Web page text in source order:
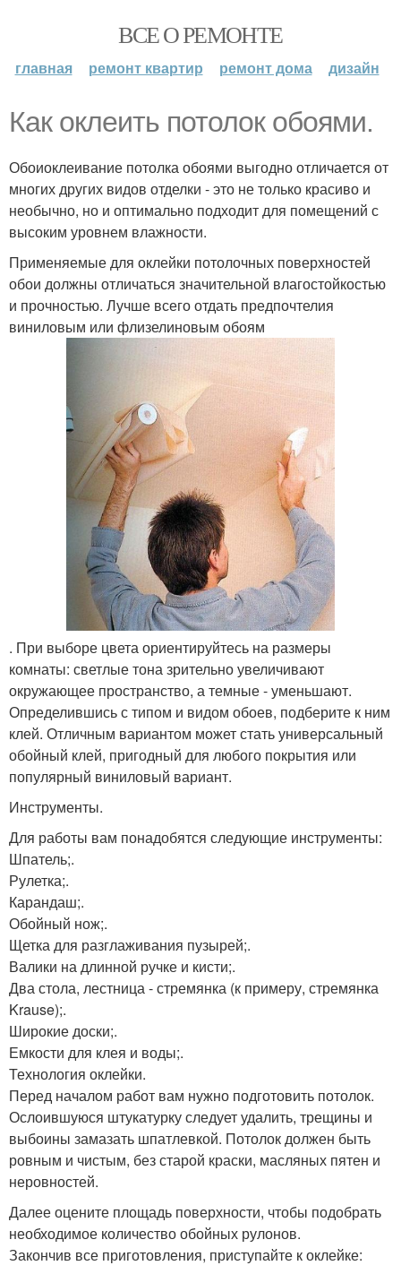
ВСЕ О РЕМОНТЕ
главная ремонт квартир ремонт дома дизайн
Как оклеить потолок обоями.
Обоиоклеивание потолка обоями выгодно отличается от
многих других видов отделки - это не только красиво и
необычно, но и оптимально подходит для помещений с
высоким уровнем влажности.
Применяемые для оклейки потолочных поверхностей
обои должны отличаться значительной влагостойкостью
и прочностью. Лучше всего отдать предпочтелия
виниловым или флизелиновым обоям
. При выборе цвета ориентируйтесь на размеры
комнаты: светлые тона зрительно увеличивают
окружающее пространство, а темные - уменьшают.
Определившись с типом и видом обоев, подберите к ним
клей. Отличным вариантом может стать универсальный
обойный клей, пригодный для любого покрытия или
популярный виниловый вариант.
Инструменты.
Для работы вам понадобятся следующие инструменты:
Шпатель;.
Рулетка;.
Карандаш;.
Обойный нож;.
Щетка для разглаживания пузырей;.
Валики на длинной ручке и кисти;.
Два стола, лестница - стремянка (к примеру, стремянка
Krause);.
Широкие доски;.
Емкости для клея и воды;.
Технология оклейки.
Перед началом работ вам нужно подготовить потолок.
Ослоившуюся штукатурку следует удалить, трещины и
выбоины замазать шпатлевкой. Потолок должен быть
ровным и чистым, без старой краски, масляных пятен и
неровностей.
Далее оцените площадь поверхности, чтобы подобрать
необходимое количество обойных рулонов.
Закончив все приготовления, приступайте к оклейке: